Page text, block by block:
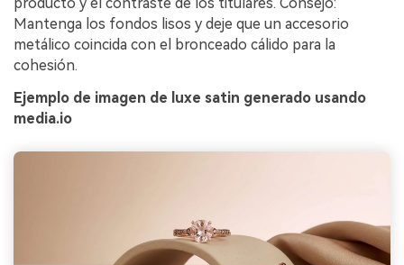
Mantenga los fondos lisos y deje que un accesorio
metálico coincida con el bronceado cálido para la
cohesión.
Ejemplo de imagen de luxe satin generado usando
media.io